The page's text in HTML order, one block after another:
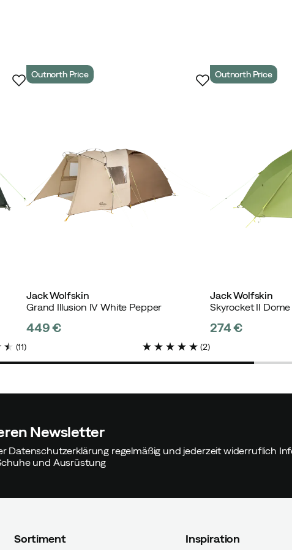
P Vor 2 Jahren Verifizierter Käufer
B Verifizierter Käufer
Vor 2 Jahren Verifizierter Käufer
Wie erwartet
(11)
Jack Wolfskin
Grand Illusion IV White Pepper
Outnorth Price
449 €
(2)
Jack Wolfskin
Skyrocket II
Outnorth Price
274 €
Newsletter
Datenschutzerklärung regelmäßig und jederzeit widerruflich
und Ausrüstung
Sortiment Inspiration